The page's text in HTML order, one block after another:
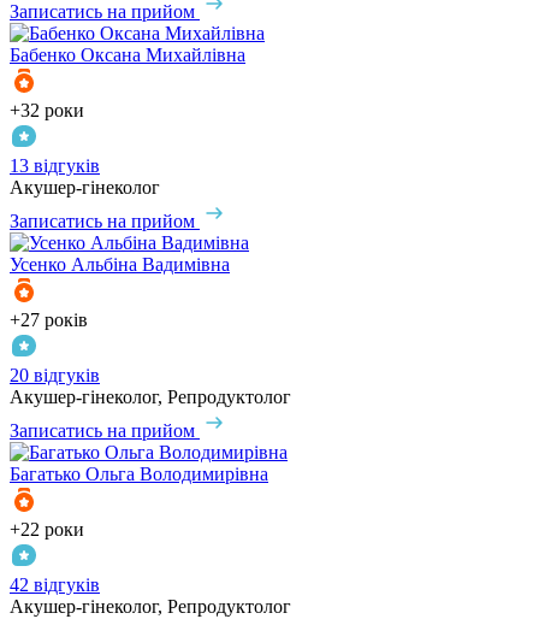
Записатись на прийом
Бабенко Оксана Михайлівна
+32 роки
13 відгуків
Акушер-гінеколог
Записатись на прийом
Усенко Альбіна Вадимівна
+27 років
20 відгуків
Акушер-гінеколог, Репродуктолог
Записатись на прийом
Багатько Ольга Володимирівна
+22 роки
42 відгуків
Акушер-гінеколог, Репродуктолог